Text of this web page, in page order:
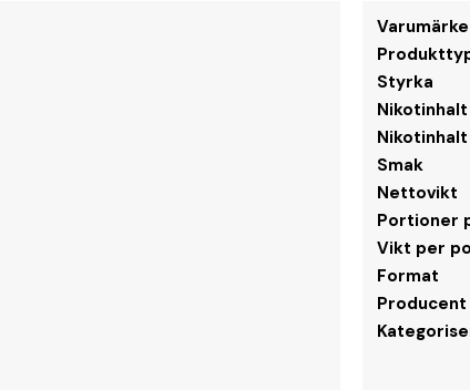
Varumärke
Styrka
Nikotinhalt
Smak
Nettovikt
Portioner
Vikt per
Format
Producent